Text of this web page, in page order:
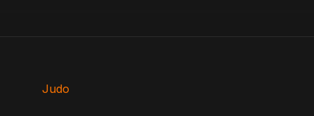
Judo